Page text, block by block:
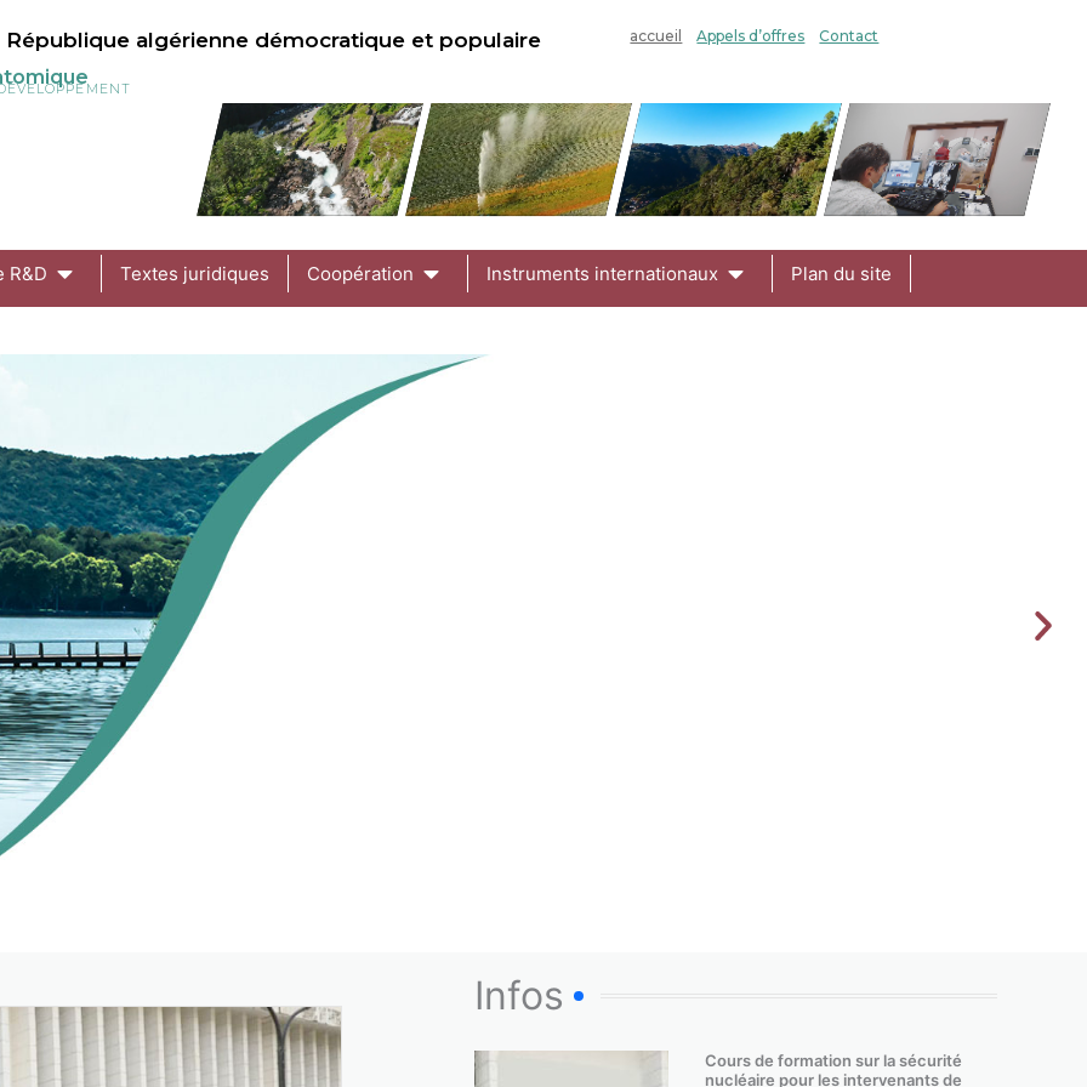
République algérienne démocratique et populaire accueil Appels d’offres Contact
R&D Textes juridiques Coopération Instruments internationaux Plan du site
Infos
Cours de formation sur la sécurité
nucléaire pour les intervenants de